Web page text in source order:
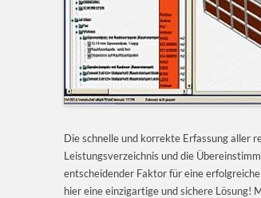
Die schnelle und korrekte Erfassung aller
Leistungsverzeichnis und die
entscheidender Faktor für eine
hier eine einzigartige und sichere Lösung!